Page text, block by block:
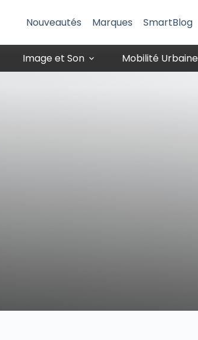
Nouveautés Marques SmartBlog
Image et Son Mobilité Urbaine